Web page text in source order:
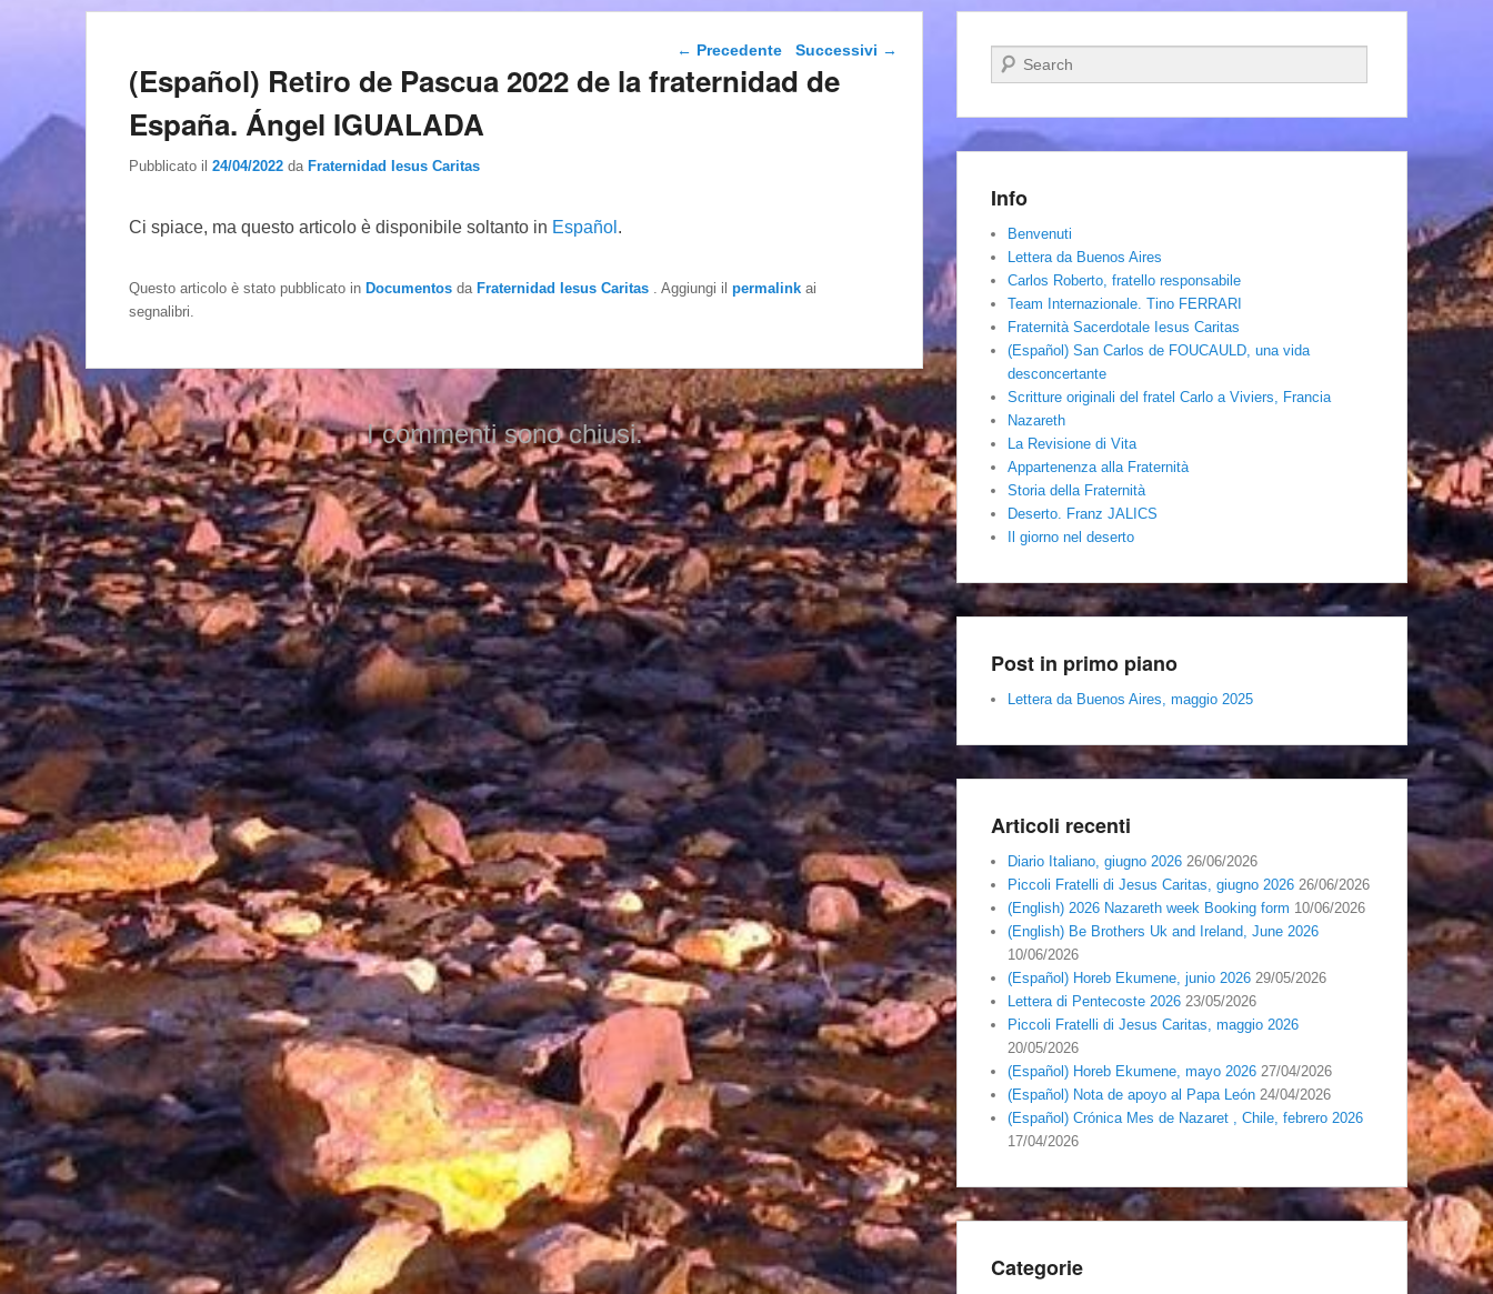
Navigazione articolo
← Precedente Successivi →
(Español) Retiro de Pascua 2022 de la fraternidad de
España. Ángel IGUALADA
Pubblicato il 24/04/2022 da Fraternidad Iesus Caritas
Ci spiace, ma questo articolo è disponibile soltanto in Español .
Questo articolo è stato pubblicato in Documentos da Fraternidad Iesus Caritas . Aggiungi il permalink ai
segnalibri.
I commenti sono chiusi.
Cerca
Info
Benvenuti
Lettera da Buenos Aires
Carlos Roberto, fratello responsabile
Team Internazionale. Tino FERRARI
Fraternità Sacerdotale Iesus Caritas
(Español) San Carlos de FOUCAULD, una vida
desconcertante
Scritture originali del fratel Carlo a Viviers, Francia
Nazareth
La Revisione di Vita
Appartenenza alla Fraternità
Storia della Fraternità
Deserto. Franz JALICS
Il giorno nel deserto
Post in primo piano
Lettera da Buenos Aires, maggio 2025
Articoli recenti
Diario Italiano, giugno 2026 26/06/2026
Piccoli Fratelli di Jesus Caritas, giugno 2026 26/06/2026
(English) 2026 Nazareth week Booking form 10/06/2026
(English) Be Brothers Uk and Ireland, June 2026
10/06/2026
(Español) Horeb Ekumene, junio 2026 29/05/2026
Lettera di Pentecoste 2026 23/05/2026
Piccoli Fratelli di Jesus Caritas, maggio 2026
20/05/2026
(Español) Horeb Ekumene, mayo 2026 27/04/2026
(Español) Nota de apoyo al Papa León 24/04/2026
(Español) Crónica Mes de Nazaret , Chile, febrero 2026
17/04/2026
Categorie